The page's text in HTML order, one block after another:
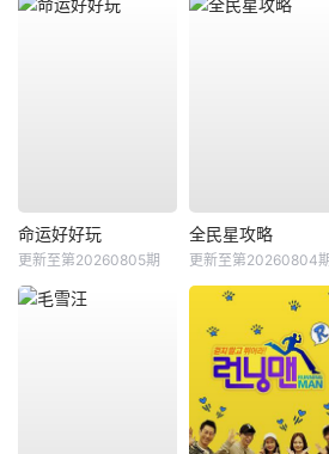
命运好好玩
更新至第20260805期
全民星攻略
更新至第20260804期